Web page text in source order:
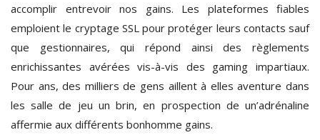
accomplir entrevoir nos gains. Les plateformes fiables
emploient le cryptage SSL pour protéger leurs contacts sauf
que gestionnaires, qui répond ainsi des règlements
enrichissantes avérées vis-à-vis des gaming impartiaux.
Pour ans, des milliers de gens aillent à elles aventure dans
les salle de jeu un brin, en prospection de un’adrénaline
affermie aux différents bonhomme gains.